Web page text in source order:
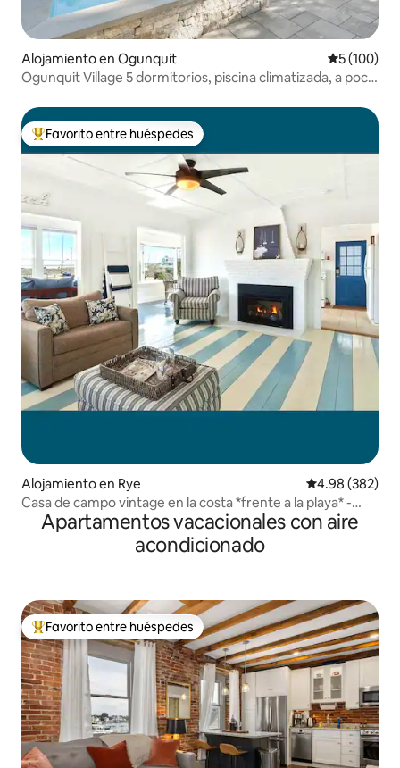
Alojamiento en Ogunquit
5 (100)
Ogunquit Village 5 dormitorios, piscina climatizada, a poca
Favorito entre huéspedes preferido
Favorito entre huéspedes
Alojamiento en Rye Calificación
4.98 (382)
Casa de campo vintage en la costa *frente a la playa* -
Relajación
Apartamentos vacacionales con aire
acondicionado
Favorito entre huéspedes preferido
Favorito entre huéspedes